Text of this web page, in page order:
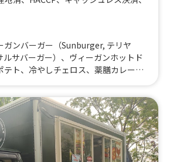
ガンバーガー（Sunburger, テリヤ
ルサバーガー）、ヴィーガンホットド
テト、冷やしチェロス、薬膳カレー、
キュウイレモン、パイナップル等季節
ガニックフェアトレードアイスコーヒ
ール、オーガニックビールワイン
ル各種、生シロップかき氷（イチゴ、
茶、アメリカンチェリー）